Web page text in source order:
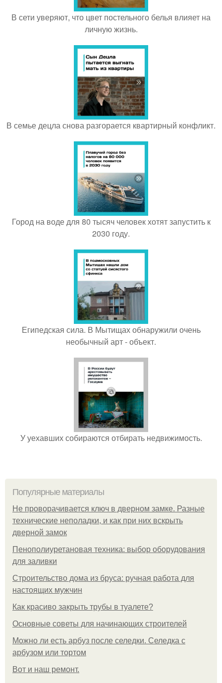
В сети уверяют, что цвет постельного белья влияет на
личную жизнь.
В семье децла снова разгорается квартирный конфликт.
Город на воде для 80 тысяч человек хотят запустить к
2030 году.
Египедская сила. В Мытищах обнаружили очень
необычный арт - объект.
У уехавших собираются отбирать недвижимость.
Популярные материалы
Не проворачивается ключ в дверном замке. Разные
технические неполадки, и как при них вскрыть
дверной замок
Пенополиуретановая техника: выбор оборудования
для заливки
Строительство дома из бруса: ручная работа для
настоящих мужчин
Как красиво закрыть трубы в туалете?
Основные советы для начинающих строителей
Можно ли есть арбуз после селедки. Селедка с
арбузом или тортом
Boт и наш ремoнт.